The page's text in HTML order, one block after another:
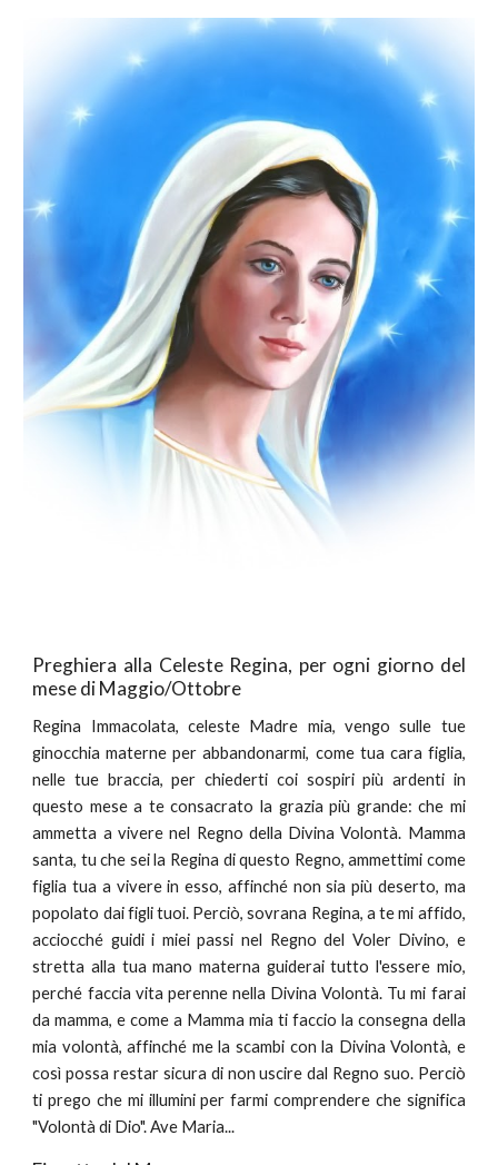
Preghiera alla Celeste Regina, per ogni giorno del
mese di Maggio/Ottobre
Regina Immacolata, celeste Madre mia, vengo sulle tue
ginocchia materne per abbandonarmi, come tua cara figlia,
nelle tue braccia, per chiederti coi sospiri più ardenti in
questo mese a te consacrato la grazia più grande: che mi
ammetta a vivere nel Regno della Divina Volontà. Mamma
santa, tu che sei la Regina di questo Regno, ammettimi come
figlia tua a vivere in esso, affinché non sia più deserto, ma
popolato dai figli tuoi. Perciò, sovrana Regina, a te mi affido,
acciocché guidi i miei passi nel Regno del Voler Divino, e
stretta alla tua mano materna guiderai tutto l'essere mio,
perché faccia vita perenne nella Divina Volontà. Tu mi farai
da mamma, e come a Mamma mia ti faccio la consegna della
mia volontà, affinché me la scambi con la Divina Volontà, e
così possa restar sicura di non uscire dal Regno suo. Perciò
ti prego che mi illumini per farmi comprendere che significa
"Volontà di Dio". Ave Maria...